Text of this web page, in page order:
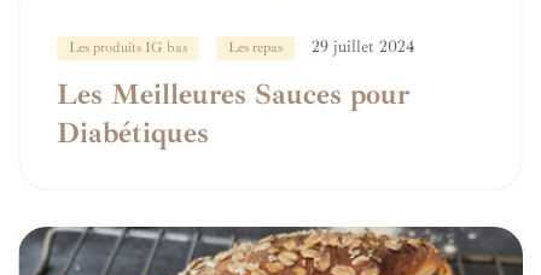
Les produits IG bas Les repas 29 juillet 2024
Les Meilleures Sauces pour
Diabétiques